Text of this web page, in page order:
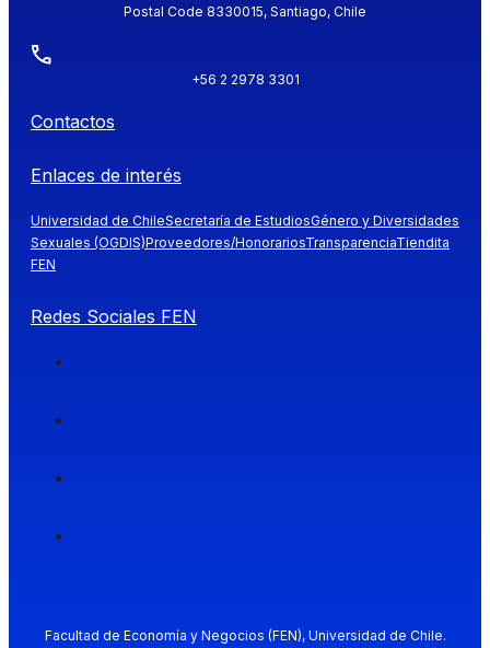
Postal Code 8330015, Santiago, Chile
+56 2 2978 3301
Contactos
Enlaces de interés
Universidad de ChileSecretaría de EstudiosGénero y Diversidades
Sexuales (OGDIS)Proveedores/HonorariosTransparenciaTiendita
FEN
Redes Sociales FEN
Facultad de Economía y Negocios (FEN), Universidad de Chile.